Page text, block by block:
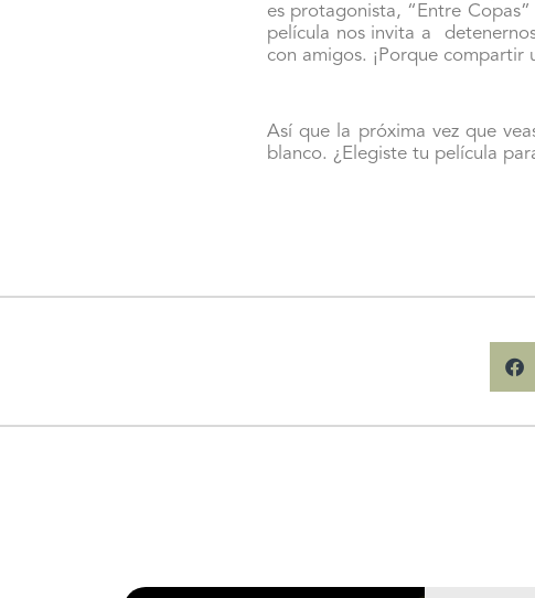
es protagonista, “Entre
película nos invita a
con amigos. ¡Porque compartir
Así que la próxima vez que
blanco. ¿Elegiste tu película